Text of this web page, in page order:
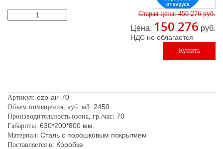
Старая цена:450 276руб.
Цена: 150 276 руб.
НДС не облагается
Купить
Артикул: ozb-air-70
Объем помещения, куб. м3: 2450
Производительность озона, гр./час: 70
Габариты: 630*200*800 мм.
Материал: Сталь с порошковым покрытием
Поставляется в: Коробке